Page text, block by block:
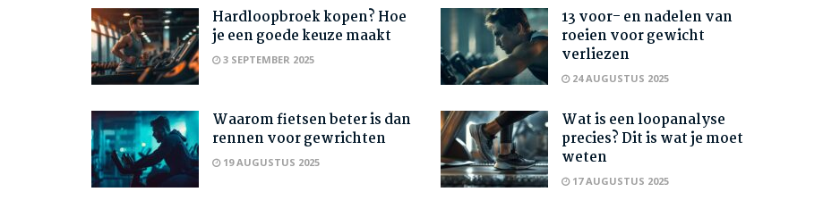
Hardloopbroek kopen? Hoe
je een goede keuze maakt
3 SEPTEMBER 2025
13 voor- en nadelen van
roeien voor gewicht
verliezen
24 AUGUSTUS 2025
Waarom fietsen beter is dan
rennen voor gewrichten
19 AUGUSTUS 2025
Wat is een loopanalyse
precies? Dit is wat je moet
weten
17 AUGUSTUS 2025